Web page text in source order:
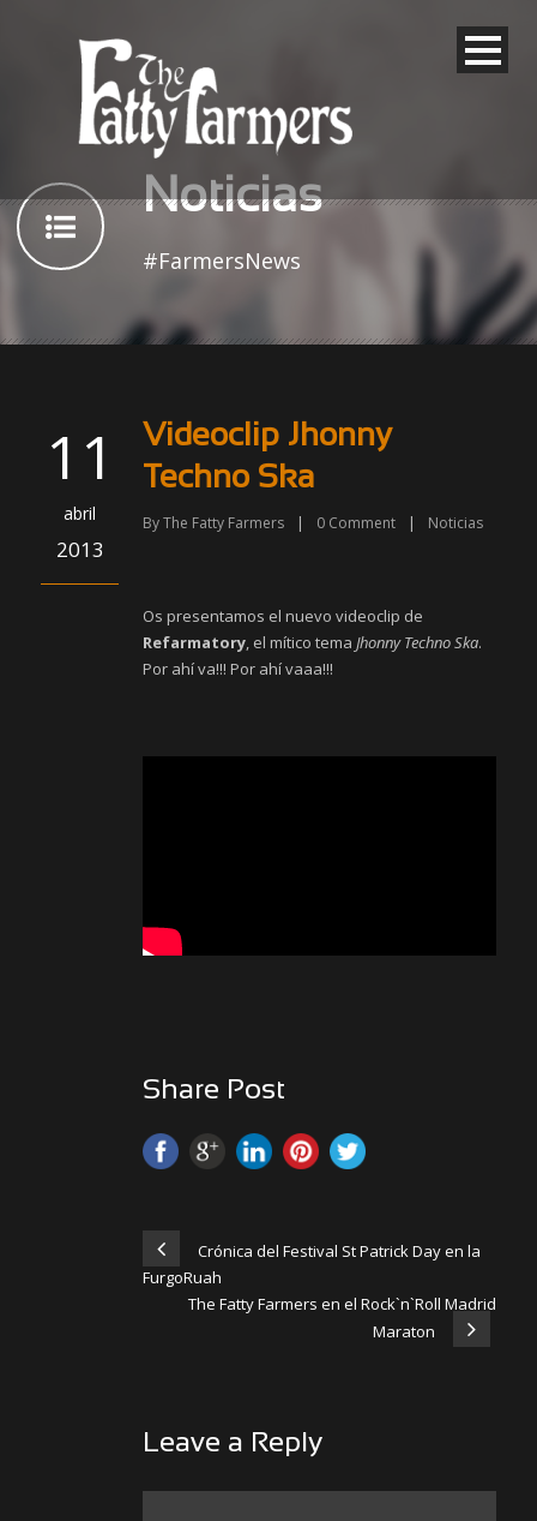
Noticias
#FarmersNews
11
abril
2013
Videoclip Jhonny
Techno Ska
ByThe Fatty Farmers | 0 Comment | Noticias
Os presentamos el nuevo videoclip de
Refarmatory, el mítico tema Jhonny Techno Ska.
Por ahí va!!! Por ahí vaaa!!!
Share Post
Crónica del Festival St Patrick Day en la
FurgoRuah
The Fatty Farmers en el Rock`n`Roll Madrid
Maraton
Leave a Reply